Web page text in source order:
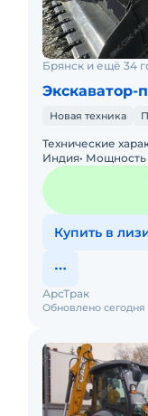
Брянск и ещё 34
Экскаватор-
Новая техника
Технические
Индия• Мощность
масса: 8440 кг•
Купить в
Обновлено сегодня
АрсТрак